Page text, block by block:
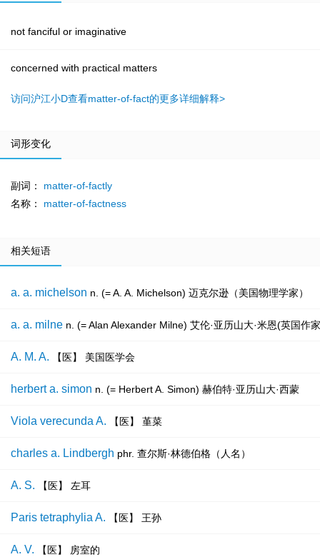
not fanciful or imaginative
concerned with practical matters
访问沪江小D查看matter-of-fact的更多详细解释>
词形变化
副词：
matter-of-factly
名称：
matter-of-factness
相关短语
a. a. michelson n. (= A. A. Michelson) 迈克尔逊（美国物理学家）
a. a. milne n. (= Alan Alexander Milne) 艾伦·亚历山大·米恩(英国
A. M. A. 【医】 美国医学会
herbert a. simon n. (= Herbert A. Simon) 赫伯特·亚历山大·西蒙
Viola verecunda A. 【医】 堇菜
charles a. Lindbergh phr. 查尔斯·林德伯格（人名）
A. S. 【医】 左耳
Paris tetraphylia A. 【医】 王孙
A. V. 【医】 房室的